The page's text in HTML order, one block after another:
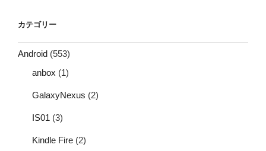
カテゴリー
Android (553)
anbox (1)
GalaxyNexus (2)
IS01 (3)
Kindle Fire (2)